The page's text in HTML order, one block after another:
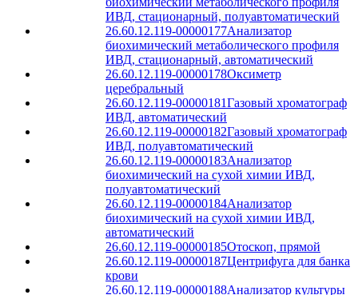
ИВД, стационарный, полуавтоматический
26.60.12.119-00000177Анализатор
биохимический метаболического профиля
ИВД, стационарный, автоматический
26.60.12.119-00000178Оксиметр
церебральный
26.60.12.119-00000181Газовый хроматограф
ИВД, автоматический
26.60.12.119-00000182Газовый хроматограф
ИВД, полуавтоматический
26.60.12.119-00000183Анализатор
биохимический на сухой химии ИВД,
полуавтоматический
26.60.12.119-00000184Анализатор
биохимический на сухой химии ИВД,
автоматический
26.60.12.119-00000185Отоскоп, прямой
26.60.12.119-00000187Центрифуга для банка
крови
26.60.12.119-00000188Анализатор культуры